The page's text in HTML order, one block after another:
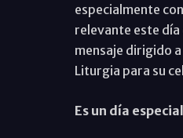
especialmente
relevante este día
mensaje dirigido
Liturgia para su
Es un día